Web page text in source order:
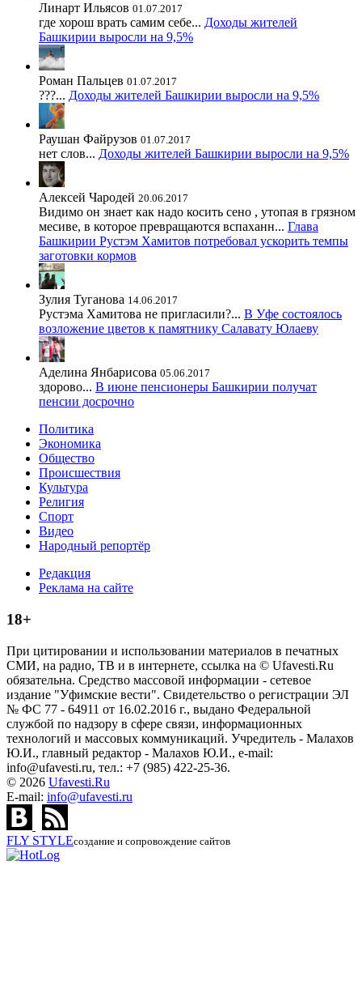
Линарт Ильясов 01.07.2017
где хорош врать самим себе... Доходы жителей
Башкирии выросли на 9,5%
Роман Пальцев 01.07.2017
???... Доходы жителей Башкирии выросли на 9,5%
Раушан Файрузов 01.07.2017
нет слов... Доходы жителей Башкирии выросли на 9,5%
Алексей Чародей 20.06.2017
Видимо он знает как надо косить сено , утопая в грязном
месиве, в которое превращаются вспаханн... Глава
Башкирии Рустэм Хамитов потребовал ускорить темпы
заготовки кормов
Зулия Туганова 14.06.2017
Рустэма Хамитова не пригласили?... В Уфе состоялось
возложение цветов к памятнику Салавату Юлаеву
Аделина Янбарисова 05.06.2017
здорово... В июне пенсионеры Башкирии получат
пенсии досрочно
Политика
Экономика
Общество
Происшествия
Культура
Религия
Спорт
Видео
Народный репортёр
Редакция
Реклама на сайте
18+
При цитировании и использовании материалов в печатных
СМИ, на радио, ТВ и в интернете, ссылка на © Ufavesti.Ru
обязательна. Средство массовой информации - сетевое
издание "Уфимские вести". Свидетельство о регистрации ЭЛ
№ ФС 77 - 64911 от 16.02.2016 г., выдано Федеральной
службой по надзору в сфере связи, информационных
технологий и массовых коммуникаций. Учредитель - Малахов
Ю.И., главный редактор - Малахов Ю.И., e-mail:
info@ufavesti.ru, тел.: +7 (985) 422-25-36.
© 2026 Ufavesti.Ru
E-mail: info@ufavesti.ru
FLY STYLEсоздание и сопровождение сайтов